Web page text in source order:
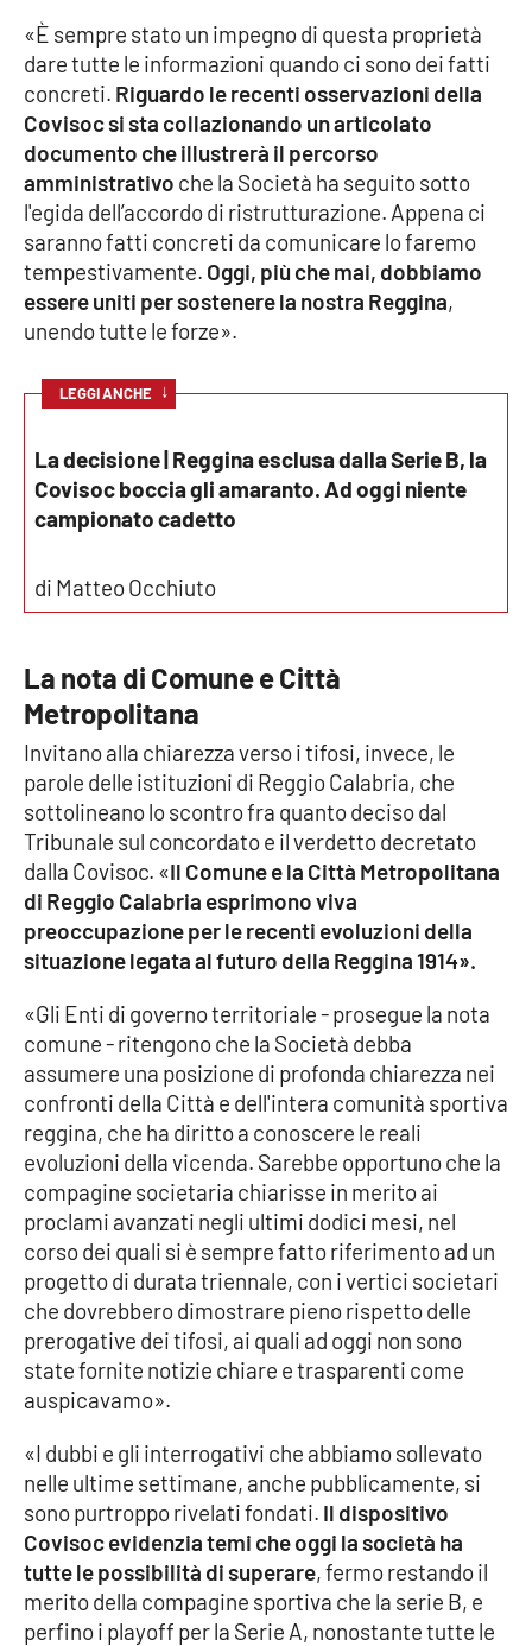
LaC OnAir
EDIZIONI
Catanzaro
Crotone
Vibo Valentia
Reggio Calabria
Lamezia Terme
PROGETTI
SPECIALI
LACALABRIAVISIONE
Destinazioni
Eventi
Food
Storie
NETWORK
Lacplay.it
Lactv.it
Laconair.it
Lacitymag.it
Lacapitalenews.it
Cosenzachannel.it
Ilvibonese.it
Catanzarochannel.it
«È sempre stato un impegno di questa proprietà
dare tutte le informazioni quando ci sono dei fatti
concreti. Riguardo le recenti osservazioni della
Covisoc si sta collazionando un articolato
documento che illustrerà il percorso
amministrativo che la Società ha seguito sotto
l'egida dell’accordo di ristrutturazione. Appena ci
saranno fatti concreti da comunicare lo faremo
tempestivamente. Oggi, più che mai, dobbiamo
essere uniti per sostenere la nostra Reggina,
unendo tutte le forze».
LEGGI ANCHE ↓
La decisione | Reggina esclusa dalla Serie B, la
Covisoc boccia gli amaranto. Ad oggi niente
campionato cadetto
di Matteo Occhiuto
La nota di Comune e Città
Metropolitana
Invitano alla chiarezza verso i tifosi, invece, le
parole delle istituzioni di Reggio Calabria, che
sottolineano lo scontro fra quanto deciso dal
Tribunale sul concordato e il verdetto decretato
dalla Covisoc. «Il Comune e la Città Metropolitana
di Reggio Calabria esprimono viva
preoccupazione per le recenti evoluzioni della
situazione legata al futuro della Reggina 1914».
«Gli Enti di governo territoriale - prosegue la nota
comune - ritengono che la Società debba
assumere una posizione di profonda chiarezza nei
confronti della Città e dell'intera comunità sportiva
reggina, che ha diritto a conoscere le reali
evoluzioni della vicenda. Sarebbe opportuno che la
compagine societaria chiarisse in merito ai
proclami avanzati negli ultimi dodici mesi, nel
corso dei quali si è sempre fatto riferimento ad un
progetto di durata triennale, con i vertici societari
che dovrebbero dimostrare pieno rispetto delle
prerogative dei tifosi, ai quali ad oggi non sono
state fornite notizie chiare e trasparenti come
auspicavamo».
«I dubbi e gli interrogativi che abbiamo sollevato
nelle ultime settimane, anche pubblicamente, si
sono purtroppo rivelati fondati. Il dispositivo
Covisoc evidenzia temi che oggi la società ha
tutte le possibilità di superare, fermo restando il
merito della compagine sportiva che la serie B, e
perfino i playoff per la Serie A, nonostante tutte le